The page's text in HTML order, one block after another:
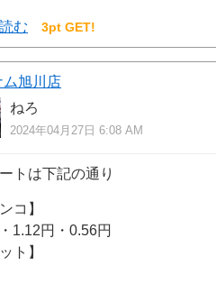
む 3pt GET!
ム旭川店
ねろ
2024年04月27日 6:08 AM
トは下記の通り
コ】
1.12円・0.56円
ト】